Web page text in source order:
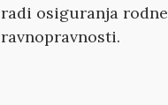
radi osiguranja rodne
ravnopravnosti.